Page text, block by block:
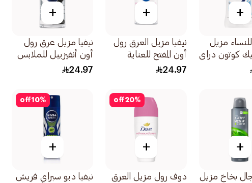
+
مزيل
كوتون دراي
+
نيفيا مزيل العرق رول
أون المفتح للعناية
ناتشرال فيرنس للبشرة
24.97
+
نيفيا مزيل عرق رول
أون أنفيزيبل للملابس
السوداء والبيضاء فريش
24.97
+
بخاخ مزيل
20%
off
+
دوف رول مزيل العرق
10%
off
+
نيفيا ديو سبراي فريش